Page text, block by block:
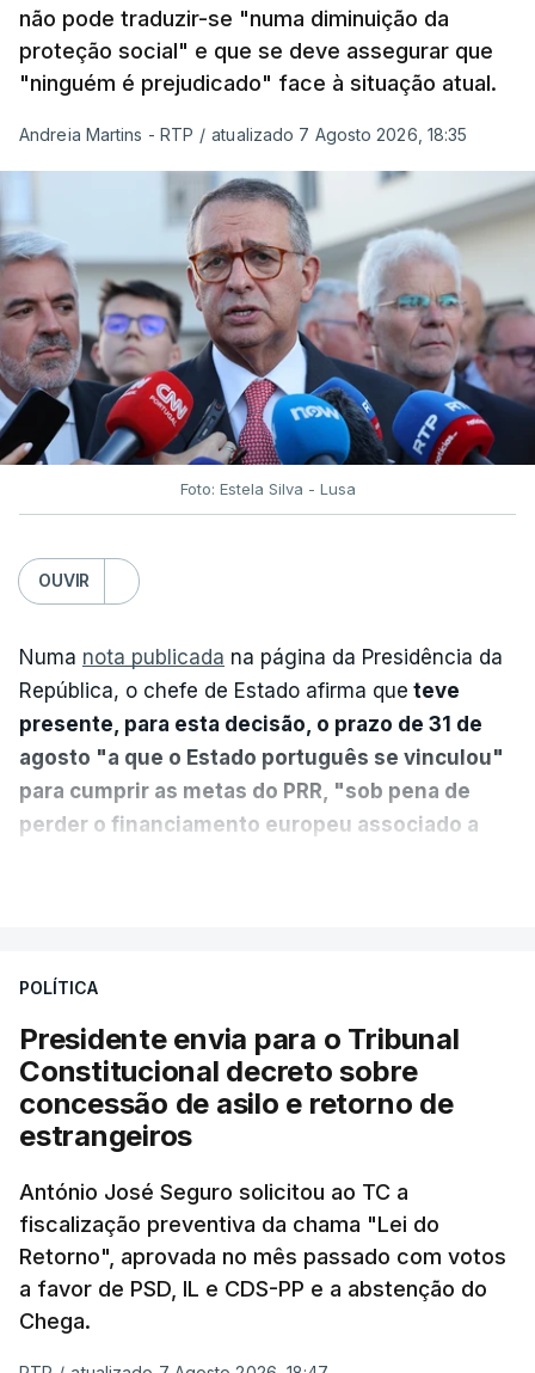
não pode traduzir-se "numa diminuição da
proteção social" e que se deve assegurar que
"ninguém é prejudicado" face à situação atual.
Andreia Martins - RTP / atualizado 7 Agosto 2026, 18:35
Foto: Estela Silva - Lusa
OUVIR
Numa nota publicada na página da Presidência da
República, o chefe de Estado afirma que teve
presente, para esta decisão, o prazo de 31 de
agosto "a que o Estado português se vinculou"
para cumprir as metas do PRR, "sob pena de
perder o financiamento europeu associado a
sistema mais simples, mais justo e transparente".
"Sempre que seja possível reduzir burocracias,
eliminar sobreposições e garantir que os apoios
chegam a quem mais necessita, estaremos a dar
um passo na direção certa", argumenta o
Presidente da República.
Assegurar que "ninguém é
prejudicado"
POLÍTICA
Presidente envia para o Tribunal
Constitucional decreto sobre
concessão de asilo e retorno de
estrangeiros
António José Seguro solicitou ao TC a
fiscalização preventiva da chama "Lei do
Retorno", aprovada no mês passado com votos
a favor de PSD, IL e CDS-PP e a abstenção do
Chega.